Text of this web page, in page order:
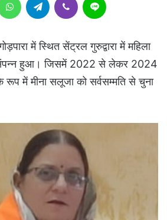
में स्थित सेंट्रल गुरुद्वारा में महिला
संपन्न हुआ। जिसमें 2022 से लेकर 2024
में मीना सलूजा को सर्वसम्मति से चुना